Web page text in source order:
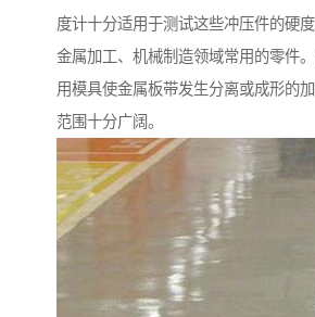
度计十分适用于测试这些冲压件的硬
金属加工、机械制造领域常用的零件
用模具使金属板带发生分离或成形的
范围十分广阔。